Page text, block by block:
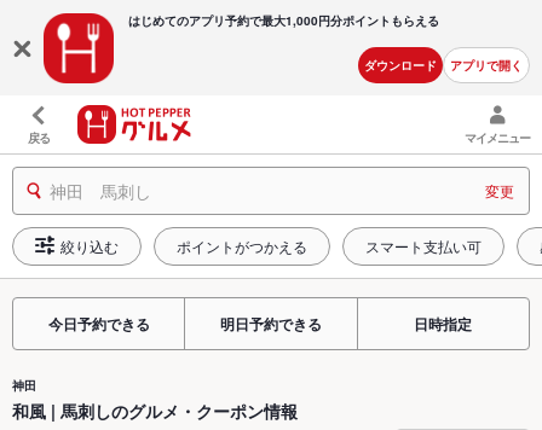
はじめてのアプリ予約で最大1,000円分ポイントもらえる
ダウンロード アプリで開く
戻る マイメニュー
神田 馬刺し 変更
絞り込む ポイントがつかえる スマート支払い可
今日予約できる 明日予約できる 日時指定
神田
和風 | 馬刺しのグルメ・クーポン情報